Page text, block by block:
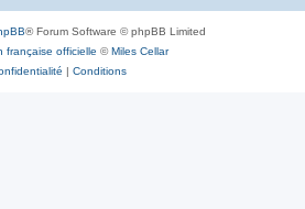
® Forum Software © phpBB Limited
française officielle ©Miles Cellar
| Conditions